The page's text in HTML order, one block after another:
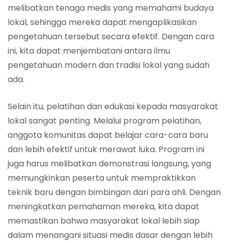
melibatkan tenaga medis yang memahami budaya
lokal, sehingga mereka dapat mengaplikasikan
pengetahuan tersebut secara efektif. Dengan cara
ini, kita dapat menjembatani antara ilmu
pengetahuan modern dan tradisi lokal yang sudah
ada.
Selain itu, pelatihan dan edukasi kepada masyarakat
lokal sangat penting. Melalui program pelatihan,
anggota komunitas dapat belajar cara-cara baru
dan lebih efektif untuk merawat luka. Program ini
juga harus melibatkan demonstrasi langsung, yang
memungkinkan peserta untuk mempraktikkan
teknik baru dengan bimbingan dari para ahli. Dengan
meningkatkan pemahaman mereka, kita dapat
memastikan bahwa masyarakat lokal lebih siap
dalam menangani situasi medis dasar dengan lebih